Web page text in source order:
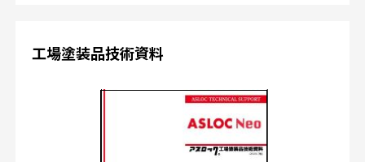
工場塗装品技術資料